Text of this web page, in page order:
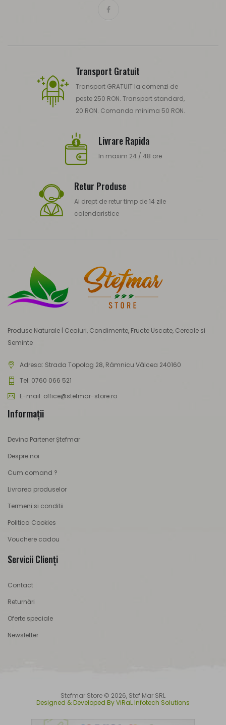
Transport Gratuit
Transport GRATUIT la comenzi de
peste 250 RON. Transport standard,
20 RON. Comanda minima 50 RON.
Livrare Rapida
In maxim 24 / 48 ore
Retur Produse
Ai drept de retur timp de 14 zile
calendaristice
Produse Naturale | Ceaiuri, Condimente, Fructe Uscate, Cereale si
Seminte
Adresa: Strada Topolog 28, Râmnicu Vâlcea 240160
Tel: 0760 066 521
E-mail: office@stefmar-store.ro
Informaţii
Devino Partener Ștefmar
Despre noi
Cum comand ?
Livrarea produselor
Termeni si conditii
Politica Cookies
Vouchere cadou
Servicii Clienţi
Contact
Returnări
Oferte speciale
Newsletter
Stefmar Store © 2026, Stef Mar SRL
Designed & Developed ByViRaL Infotech Solutions